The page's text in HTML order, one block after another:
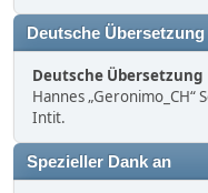
Deutsche Übersetzung
Deutsche Übersetzung
Hannes „Geronimo_CH“
Intit.
Spezieller Dank an